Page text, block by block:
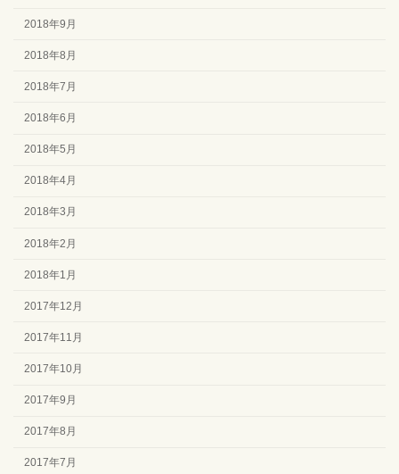
2018年9月
2018年8月
2018年7月
2018年6月
2018年5月
2018年4月
2018年3月
2018年2月
2018年1月
2017年12月
2017年11月
2017年10月
2017年9月
2017年8月
2017年7月